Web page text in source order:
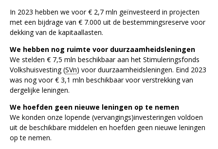
In 2023 hebben we voor € 2,7 mln geïnvesteerd in projecten
met een bijdrage van € 7.000 uit de bestemmingsreserve voor
dekking van de kapitaallasten.
We hebben nog ruimte voor duurzaamheidsleningen
We stelden € 7,5 mln beschikbaar aan het Stimuleringsfonds
Volkshuisvesting (SVn) voor duurzaamheidsleningen. Eind 2023
was nog voor € 3,1 mln beschikbaar voor verstrekking van
dergelijke leningen.
We hoefden geen nieuwe leningen op te nemen
We konden onze lopende (vervangings)investeringen voldoen
uit de beschikbare middelen en hoefden geen nieuwe leningen
op te nemen.